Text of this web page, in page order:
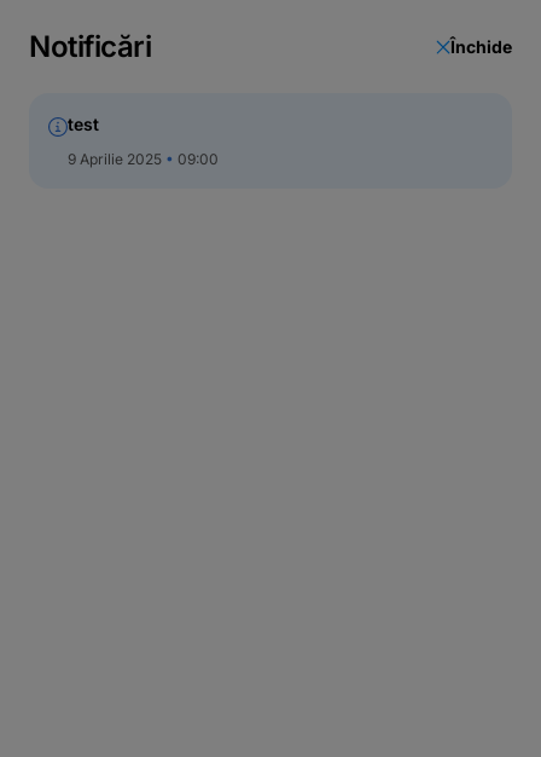
Call Center
Notificări Închide
test
9 Aprilie 2025 09:00